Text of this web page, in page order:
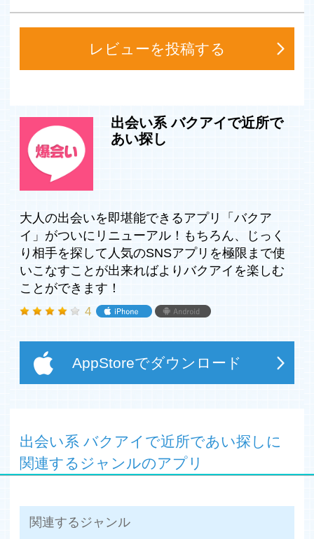
・細かいプロフィール設定が可能！
まずはあなたのプロフィールをしっかり登録することが成
功の秘訣ですよ！
・掲示板機能も搭載！
カテゴリー別に掲示板への書き込み/検索が可能！
あなたの目的に合った相手を探してみよう！
・ID交換フリー！
気になる相手と仲良くなって、ID交換しよう！
まずは掲示板を駆使して気になる相手を見つけよう！
≪バクアイ機能一覧≫
・画像検索
・絞り込み検索（プロフィール検索）
■掲示板検索
■履歴
■写メ・動画送信
※今後も「バクアイ」はユーザー様の出会いのきっかけと
なる様々な機能を追加していく予定です。
《注意事項》
レビューを投稿する
出会い系 バクアイで近所で
あい探し
大人の出会いを即堪能できるアプリ「バクア
イ」がついにリニューアル！もちろん、じっく
り相手を探して人気のSNSアプリを極限まで使
いこなすことが出来ればよりバクアイを楽しむ
ことができます！
4
AppStoreでダウンロード
出会い系 バクアイで近所であい探しに
関連するジャンルのアプリ
関連するジャンル